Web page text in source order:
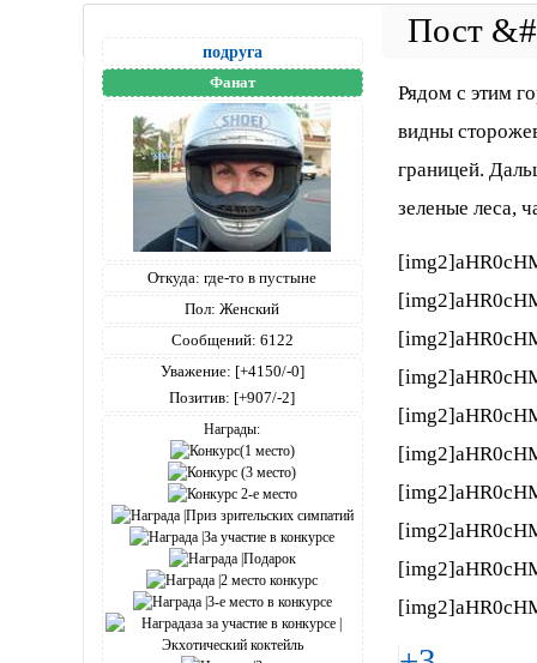
подруга
Фанат
Откуда: где-то в пустыне
Пол: Женский
Сообщений: 6122
Уважение: [+4150/-0]
Позитив: [+907/-2]
Награды:
Рядом с этим
видны
границей.
зеленые леса,